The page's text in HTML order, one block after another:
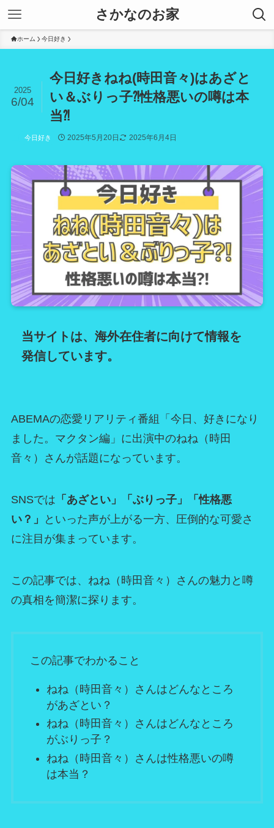
さかなのお家
ホーム 今日好き
今日好きねね(時田音々)はあざと
い＆ぶりっ子⁈性格悪いの噂は本
当⁈
2025
6/04
今日好き 2025年5月20日 2025年6月4日
当サイトは、海外在住者に向けて情報を
発信しています。
ABEMAの恋愛リアリティ番組「今日、好きになり
ました。マクタン編」に出演中のねね（時田
音々）さんが話題になっています。
SNSでは 「あざとい」「ぶりっ子」「性格悪
い？」
といった声が上がる一方、圧倒的な可愛さ
に注目が集まっています。
この記事では、ねね（時田音々）さんの魅力と噂
の真相を簡潔に探ります。
この記事でわかること
ねね（時田音々）さんはどんなところ
があざとい？
ねね（時田音々）さんはどんなところ
がぶりっ子？
ねね（時田音々）さんは性格悪いの噂
は本当？